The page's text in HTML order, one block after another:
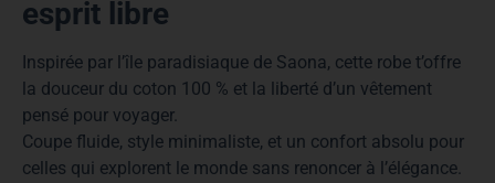
esprit libre
Inspirée par l’île paradisiaque de Saona, cette robe t’offre
la douceur du coton 100 % et la liberté d’un vêtement
pensé pour voyager.
Coupe fluide, style minimaliste, et un confort absolu pour
celles qui explorent le monde sans renoncer à l’élégance.